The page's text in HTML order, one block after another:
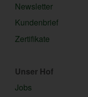
Newsletter
Kundenbrief
Zertifikate
Unser Hof
Jobs